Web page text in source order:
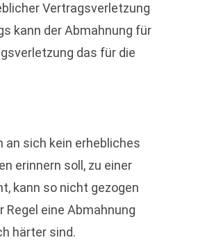
Vertragsverletzung
kann der Abmahnung für
das für die
an sich kein erhebliches
erinnern soll, zu einer
kann so nicht gezogen
Regel eine Abmahnung
härter sind.